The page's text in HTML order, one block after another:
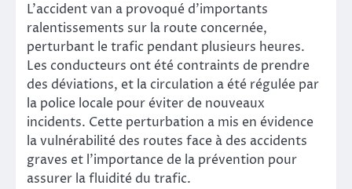
L’accident van a provoqué d’importants
ralentissements sur la route concernée,
perturbant le trafic pendant plusieurs heures.
Les conducteurs ont été contraints de prendre
des déviations, et la circulation a été régulée par
la police locale pour éviter de nouveaux
incidents. Cette perturbation a mis en évidence
la vulnérabilité des routes face à des accidents
graves et l’importance de la prévention pour
assurer la fluidité du trafic.